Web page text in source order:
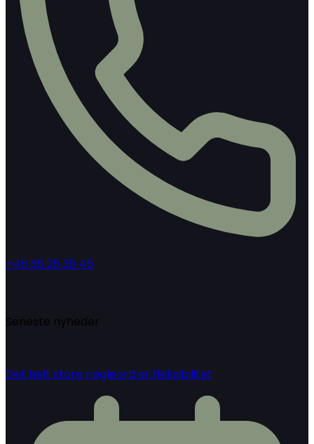
+45 35 25 35 45
Seneste nyheder
Det helt store nøgleord er fleksibilitet